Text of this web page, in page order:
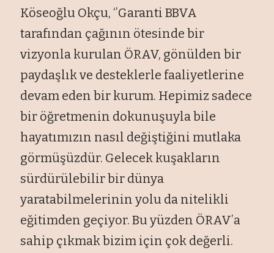
Köseoğlu Okçu, ‘’Garanti BBVA
tarafından çağının ötesinde bir
vizyonla kurulan ÖRAV, gönülden bir
paydaşlık ve desteklerle faaliyetlerine
devam eden bir kurum. Hepimiz sadece
bir öğretmenin dokunuşuyla bile
hayatımızın nasıl değiştiğini mutlaka
görmüşüzdür. Gelecek kuşakların
sürdürülebilir bir dünya
yaratabilmelerinin yolu da nitelikli
eğitimden geçiyor. Bu yüzden ÖRAV’a
sahip çıkmak bizim için çok değerli.